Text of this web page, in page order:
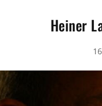
Heiner